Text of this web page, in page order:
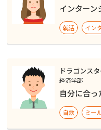
インターン
就活 イン
ドラゴンス
経済学部
自分に合
自炊 ミー